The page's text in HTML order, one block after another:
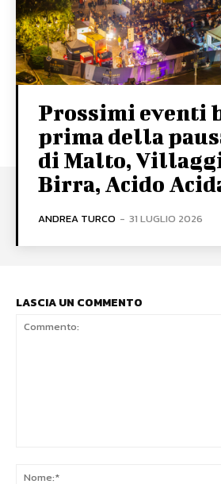
Prossimi eventi
prima della
di Malto,
Birra, Acido
ANDREA TURCO - 31 LUGLIO 2026
LASCIA UN COMMENTO